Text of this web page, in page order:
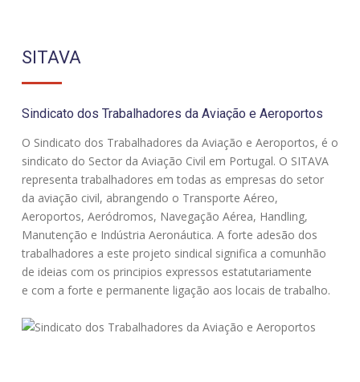
SITAVA
Sindicato dos Trabalhadores da Aviação e Aeroportos
O Sindicato dos Trabalhadores da Aviação e Aeroportos, é o
sindicato do Sector da Aviação Civil em Portugal. O SITAVA
representa trabalhadores em todas as empresas do setor
da aviação civil, abrangendo o Transporte Aéreo,
Aeroportos, Aeródromos, Navegação Aérea, Handling,
Manutenção e Indústria Aeronáutica. A forte adesão dos
trabalhadores a este projeto sindical significa a comunhão
de ideias com os principios expressos estatutariamente
e com a forte e permanente ligação aos locais de trabalho.